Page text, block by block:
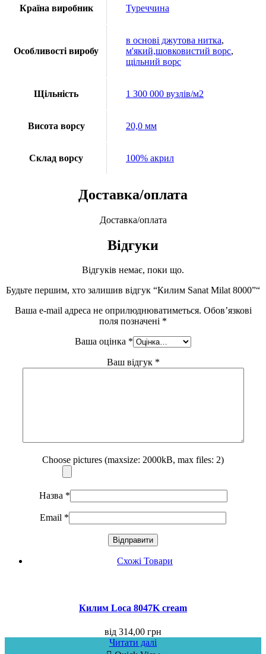
Країна виробник Туреччина
Особливості виробу
в основі джутова нитка,
м'який,шовковистий ворс,
щільний ворс
Щільність 1 300 000 вузлів/м2
Висота ворсу 20,0 мм
Склад ворсу 100% акрил
Доставка/оплата
Доставка/оплата
Відгуки
Відгуків немає, поки що.
Будьте першим, хто залишив відгук “Килим Sanat Milat 8000”“
Ваша e-mail адреса не оприлюднюватиметься. Обов’язкові
поля позначені *
Ваша оцінка *
Ваш відгук *
Choose pictures (maxsize: 2000kB, max files: 2)
Назва *
Email *
Схожі Товари
Килим Loca 8047K cream
від 314,00 грн
Читати далі